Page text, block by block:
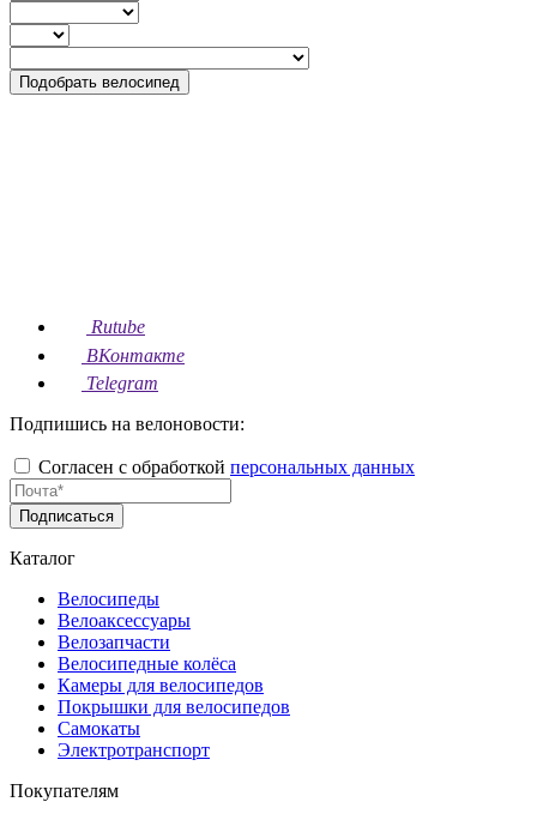
Подобрать велосипед
Rutube
ВКонтакте
Telegram
Подпишись на велоновости:
Согласен с обработкой персональных данных
Подписаться
Каталог
Велосипеды
Велоаксессуары
Велозапчасти
Велосипедные колёса
Камеры для велосипедов
Покрышки для велосипедов
Самокаты
Электротранспорт
Покупателям